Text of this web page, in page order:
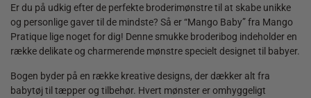
Er du på udkig efter de perfekte broderimønstre til at skabe unikke
og personlige gaver til de mindste? Så er “Mango Baby” fra Mango
Pratique lige noget for dig! Denne smukke broderibog indeholder en
række delikate og charmerende mønstre specielt designet til babyer.
Bogen byder på en række kreative designs, der dækker alt fra
babytøj til tæpper og tilbehør. Hvert mønster er omhyggeligt